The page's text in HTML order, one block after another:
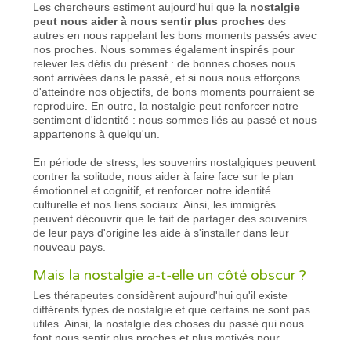
Les chercheurs estiment aujourd'hui que la nostalgie
peut nous aider à nous sentir plus proches des
autres en nous rappelant les bons moments passés avec
nos proches. Nous sommes également inspirés pour
relever les défis du présent : de bonnes choses nous
sont arrivées dans le passé, et si nous nous efforçons
d'atteindre nos objectifs, de bons moments pourraient se
reproduire. En outre, la nostalgie peut renforcer notre
sentiment d'identité : nous sommes liés au passé et nous
appartenons à quelqu'un.
En période de stress, les souvenirs nostalgiques peuvent
contrer la solitude, nous aider à faire face sur le plan
émotionnel et cognitif, et renforcer notre identité
culturelle et nos liens sociaux. Ainsi, les immigrés
peuvent découvrir que le fait de partager des souvenirs
de leur pays d'origine les aide à s'installer dans leur
nouveau pays.
Mais la nostalgie a-t-elle un côté obscur ?
Les thérapeutes considèrent aujourd'hui qu'il existe
différents types de nostalgie et que certains ne sont pas
utiles. Ainsi, la nostalgie des choses du passé qui nous
font nous sentir plus proches et plus motivés pour